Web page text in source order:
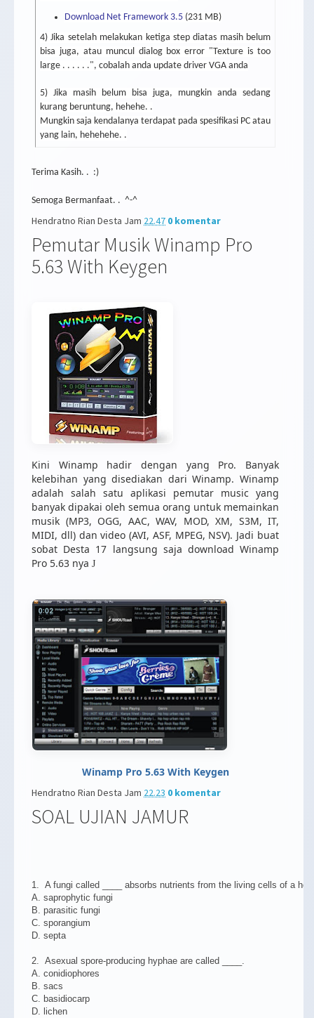
Download Net Framework 3.5 (231 MB)
4) Jika setelah melakukan ketiga step diatas masih belum
bisa juga, atau muncul dialog box error "Texture is too
large . . . . . .", cobalah anda update driver VGA anda
5) Jika masih belum bisa juga, mungkin anda sedang
kurang beruntung, hehehe. .
Mungkin saja kendalanya terdapat pada spesifikasi PC atau
yang lain, hehehehe. .
Terima Kasih. . :)
Semoga Bermanfaat. . ^-^
Hendratno Rian Desta Jam 22.47 0 komentar
Pemutar Musik Winamp Pro
5.63 With Keygen
Kini Winamp hadir dengan yang Pro. Banyak
kelebihan yang disediakan dari Winamp. Winamp
adalah salah satu aplikasi pemutar music yang
banyak dipakai oleh semua orang untuk memainkan
musik (MP3, OGG, AAC, WAV, MOD, XM, S3M, IT,
MIDI, dll) dan video (AVI, ASF, MPEG, NSV). Jadi buat
sobat Desta 17 langsung saja download Winamp
Pro 5.63 nya J
Winamp Pro 5.63 With Keygen
Hendratno Rian Desta Jam 22.23 0 komentar
SOAL UJIAN JAMUR
1. A fungi called ____ absorbs nutrients from the living cells of a
A. saprophytic fungi
B. parasitic fungi
C. sporangium
D. septa
2. Asexual spore-producing hyphae are called ____.
A. conidiophores
B. sacs
C. basidiocarp
D. lichen